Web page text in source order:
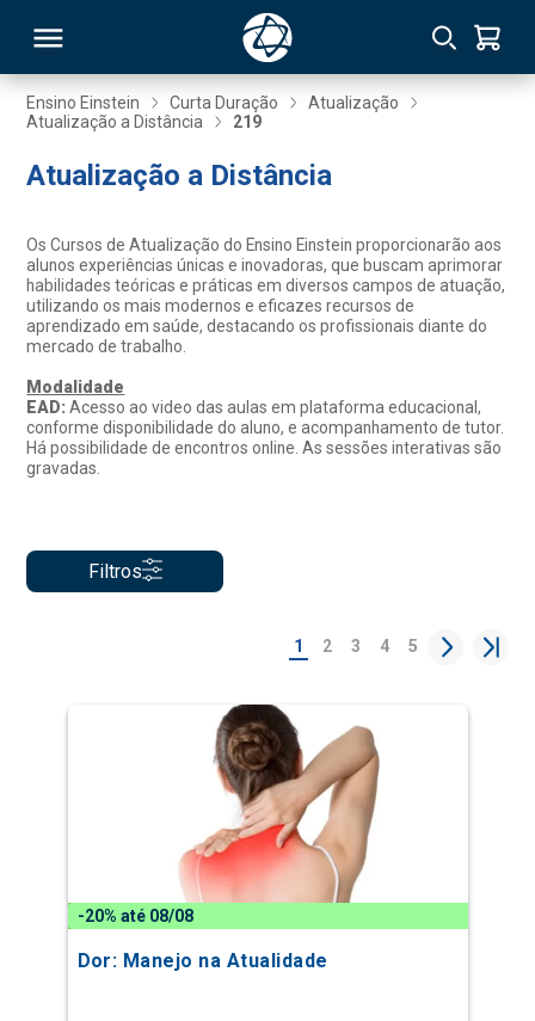
Ensino Einstein Curta Duração
Atualização
Atualização a Distância
219
Atualização a Distância
Os Cursos de Atualização do Ensino Einstein proporcionarão aos
alunos experiências únicas e inovadoras, que buscam aprimorar
habilidades teóricas e práticas em diversos campos de atuação,
utilizando os mais modernos e eficazes recursos de
aprendizado em saúde, destacando os profissionais diante do
mercado de trabalho.
Modalidade
EAD:Acesso ao video das aulas em plataforma educacional,
conforme disponibilidade do aluno, e acompanhamento de tutor.
Há possibilidade de encontros online. As sessões interativas são
gravadas.
Filtros
1 2 3 4 5
-20% até 08/08
Dor: Manejo na Atualidade